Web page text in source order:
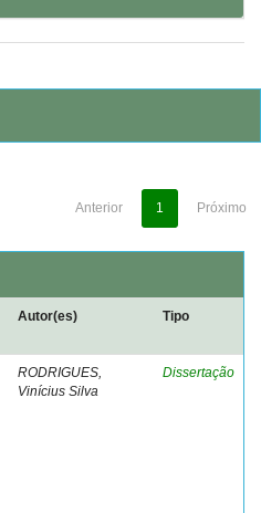
Anterior 1 Próximo
Autor(es) Tipo
RODRIGUES,
Vinícius Silva
Dissertação